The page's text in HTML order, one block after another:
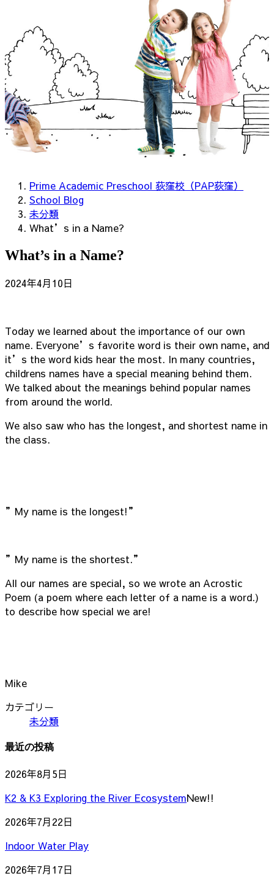
Prime Academic Preschool 荻窪校（PAP荻窪）
School Blog
未分類
What’s in a Name?
What’s in a Name?
2024年4月10日
Today we learned about the importance of our own
name. Everyone’s favorite word is their own name, and
it’s the word kids hear the most. In many countries,
childrens names have a special meaning behind them.
We talked about the meanings behind popular names
from around the world.
We also saw who has the longest, and shortest name in
the class.
”My name is the longest!”
”My name is the shortest.”
All our names are special, so we wrote an Acrostic
Poem (a poem where each letter of a name is a word.)
to describe how special we are!
Mike
カテゴリー
未分類
最近の投稿
2026年8月5日
K2 & K3 Exploring the River EcosystemNew!!
2026年7月22日
Indoor Water Play
2026年7月17日